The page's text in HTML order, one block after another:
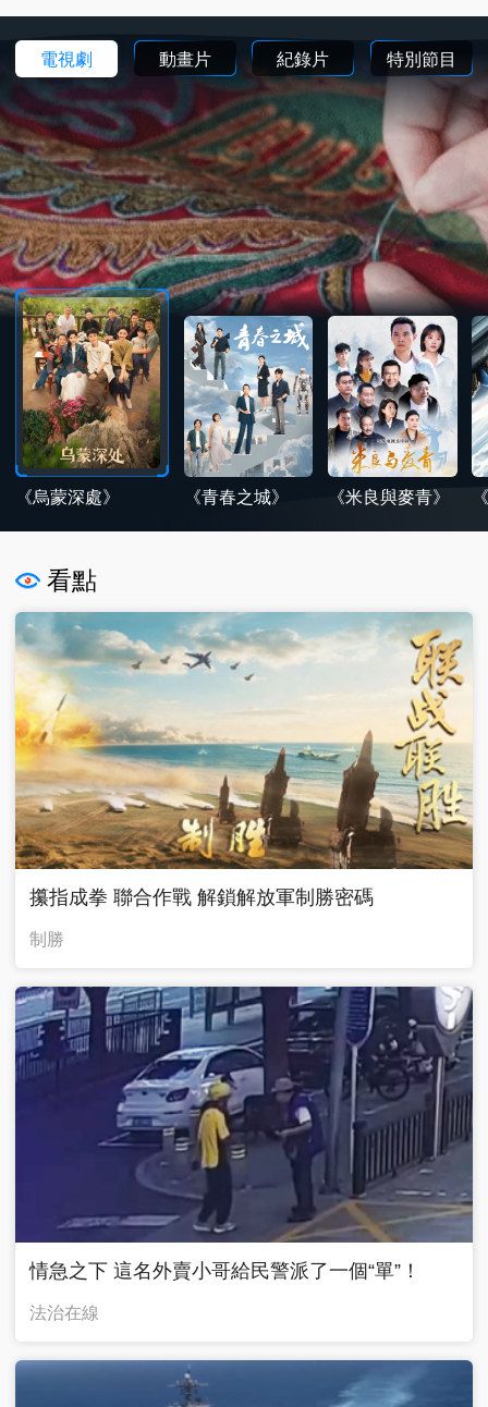
電視劇 動畫片 紀錄片 特別節目
《烏蒙深處》 《青春之城》 《米良與麥青》
看點
攥指成拳 聯合作戰 解鎖解放軍制勝密碼
制勝
情急之下 這名外賣小哥給民警派了一個“單”！
法治在線